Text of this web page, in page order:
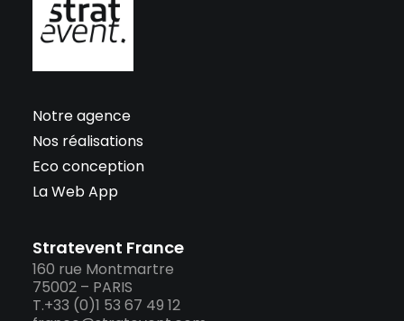
Notre agence
Nos réalisations
Eco conception
La Web App
Stratevent France
160 rue Montmartre
75002 – PARIS
T.+33 (0)1 53 67 49 12